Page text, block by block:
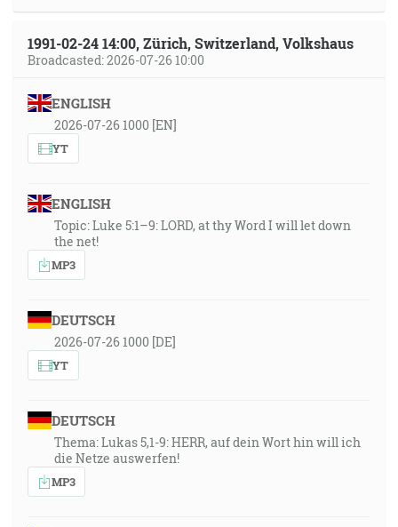
1991-02-24 14:00, Zürich, Switzerland, Volkshaus
Broadcasted: 2026-07-26 10:00
ENGLISH
2026-07-26 1000 [EN]
YT
ENGLISH
Topic: Luke 5:1–9: LORD, at thy Word I will let down
the net!
MP3
DEUTSCH
2026-07-26 1000 [DE]
YT
DEUTSCH
Thema: Lukas 5,1-9: HERR, auf dein Wort hin will ich
die Netze auswerfen!
MP3